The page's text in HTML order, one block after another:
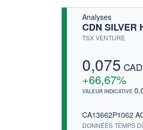
Analyses
CDN SILVER
TSX VENTURE
0,075 CAD
+66,67%
VALEUR INDICATIVE
CA13662P1062
DONNÉES TEMPS